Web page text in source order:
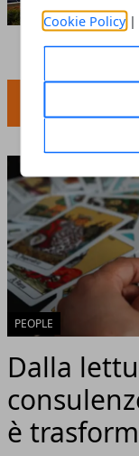
Cookie Policy |
PEOPLE
Dalla
è